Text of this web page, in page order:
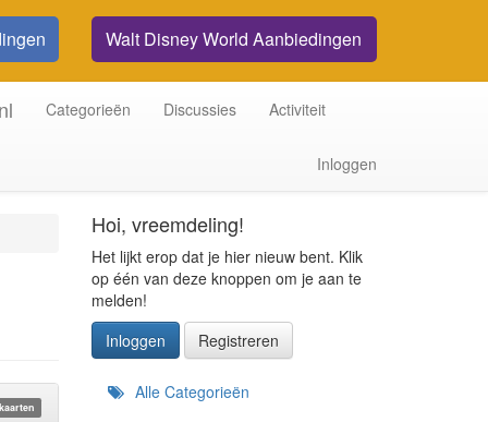
Walt Disney World Aanbiedingen
Categorieën Discussies Activiteit
Inloggen
Hoi, vreemdeling!
Het lijkt erop dat je hier nieuw bent. Klik
op één van deze knoppen om je aan te
melden!
Inloggen
Registreren
Snelkoppelingen
Alle Categorieën